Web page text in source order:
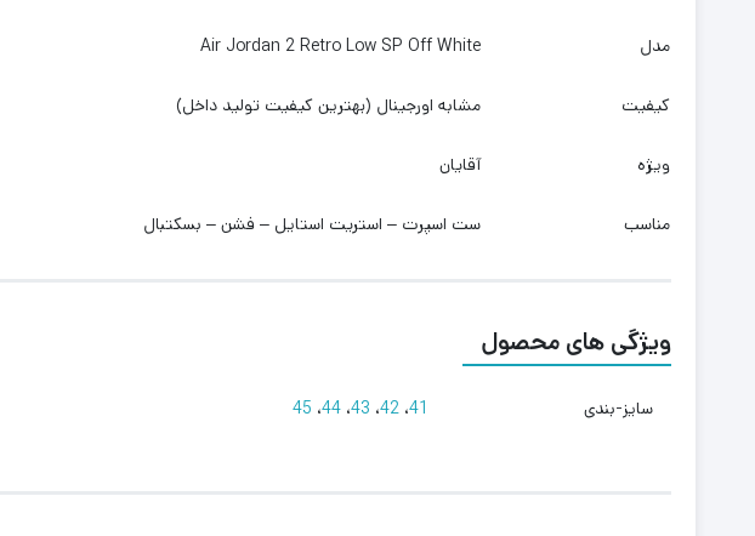
مدل Air Jordan 2 Retro Low SP Off White
کیفیت مشابه اورجینال (بهترین کیفیت تولید داخل)
ویژه آقایان
مناسب ست اسپرت – استریت استایل – فشن – بسکتبال
ویژگی های محصول
سایز-بندی 41، 42، 43، 44، 45